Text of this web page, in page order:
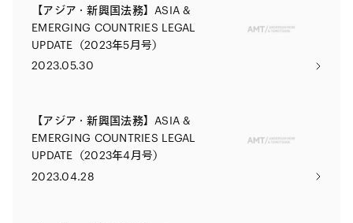
【アジア・新興国法務】ASIA &
EMERGING COUNTRIES LEGAL
UPDATE（2023年5月号）
2023.05.30
【アジア・新興国法務】ASIA &
EMERGING COUNTRIES LEGAL
UPDATE（2023年4月号）
2023.04.28